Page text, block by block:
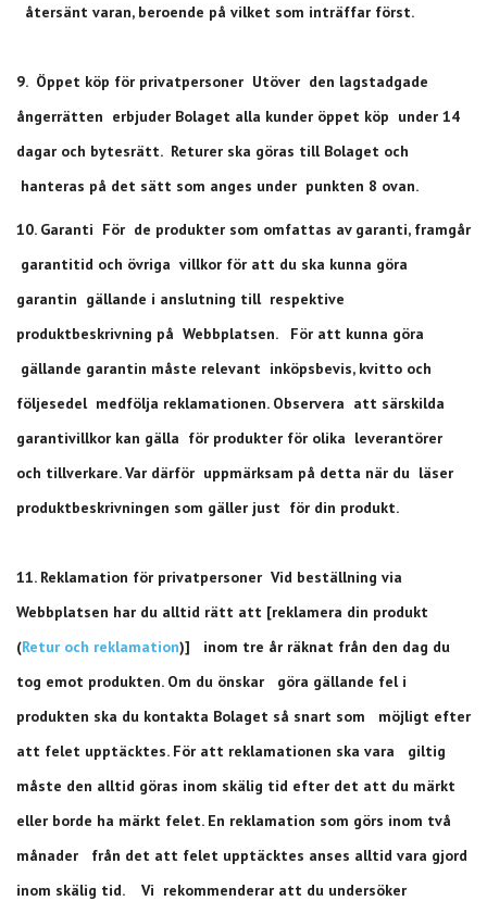
återsänt varan, beroende på vilket som inträffar först.
9. Öppet köp för privatpersoner Utöver den lagstadgade
ångerrätten erbjuder Bolaget alla kunder öppet köp under 14
dagar och bytesrätt. Returer ska göras till Bolaget och
hanteras på det sätt som anges under punkten 8 ovan.
10. Garanti För de produkter som omfattas av garanti, framgår
garantitid och övriga villkor för att du ska kunna göra
garantin gällande i anslutning till respektive
produktbeskrivning på Webbplatsen. För att kunna göra
gällande garantin måste relevant inköpsbevis, kvitto och
följesedel medfölja reklamationen. Observera att särskilda
garantivillkor kan gälla för produkter för olika leverantörer
och tillverkare. Var därför uppmärksam på detta när du läser
produktbeskrivningen som gäller just för din produkt.
11. Reklamation för privatpersoner Vid beställning via
Webbplatsen har du alltid rätt att [reklamera din produkt
(Retur och reklamation)] inom tre år räknat från den dag du
tog emot produkten. Om du önskar göra gällande fel i
produkten ska du kontakta Bolaget så snart som möjligt efter
att felet upptäcktes. För att reklamationen ska vara giltig
måste den alltid göras inom skälig tid efter det att du märkt
eller borde ha märkt felet. En reklamation som görs inom två
månader från det att felet upptäcktes anses alltid vara gjord
inom skälig tid. Vi rekommenderar att du undersöker